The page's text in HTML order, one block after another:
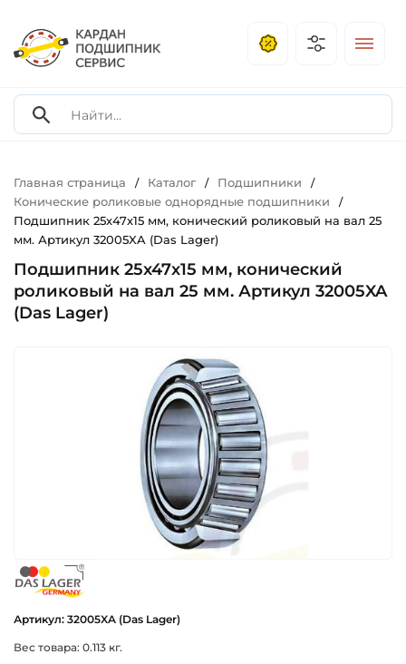
Главная страница / Каталог / Подшипники /
Конические роликовые однорядные подшипники /
Подшипник 25х47х15 мм, конический роликовый на вал 25
мм. Артикул 32005XA (Das Lager)
Подшипник 25х47х15 мм, конический
роликовый на вал 25 мм. Артикул 32005XA
(Das Lager)
Артикул: 32005XA (Das Lager)
Вес товара: 0.113 кг.